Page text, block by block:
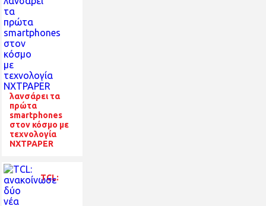
λανσάρει τα
πρώτα
smartphones
στον κόσμο με
τεχνολογία
NXTPAPER
TCL: